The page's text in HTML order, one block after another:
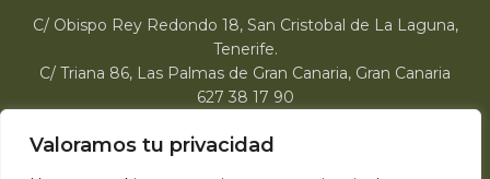
Valoramos tu privacidad
C/ Obispo Rey Redondo 18, San Cristobal de La Laguna,
Tenerife.
C/ Triana 86, Las Palmas de Gran Canaria, Gran Canaria
627 38 17 90